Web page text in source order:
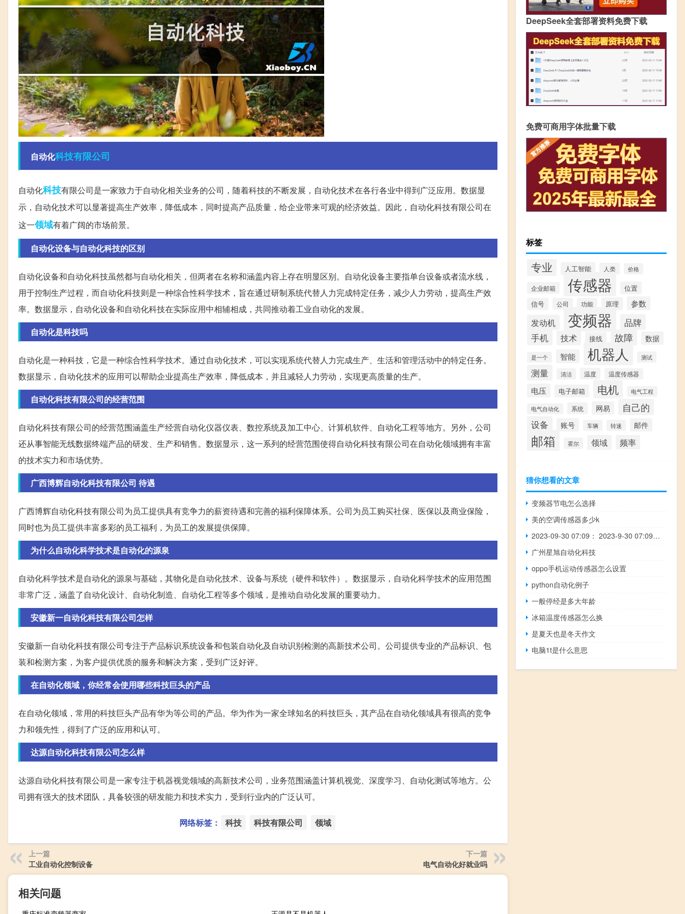
自动化科技有限公司
自动化科技有限公司是一家致力于自动化相关业务的公司，随着科技的不断发展，自动化技术在各行各业中得到广泛应用。数据显
示，自动化技术可以显著提高生产效率，降低成本，同时提高产品质量，给企业带来可观的经济效益。因此，自动化科技有限公司在
这一领域有着广阔的市场前景。
自动化设备与自动化科技的区别
自动化设备和自动化科技虽然都与自动化相关，但两者在名称和涵盖内容上存在明显区别。自动化设备主要指单台设备或者流水线，
用于控制生产过程，而自动化科技则是一种综合性科学技术，旨在通过研制系统代替人力完成特定任务，减少人力劳动，提高生产效
率。数据显示，自动化设备和自动化科技在实际应用中相辅相成，共同推动着工业自动化的发展。
自动化是科技吗
自动化是一种科技，它是一种综合性科学技术。通过自动化技术，可以实现系统代替人力完成生产、生活和管理活动中的特定任务。
数据显示，自动化技术的应用可以帮助企业提高生产效率，降低成本，并且减轻人力劳动，实现更高质量的生产。
自动化科技有限公司的经营范围
自动化科技有限公司的经营范围涵盖生产经营自动化仪器仪表、数控系统及加工中心、计算机软件、自动化工程等地方。另外，公司
还从事智能无线数据终端产品的研发、生产和销售。数据显示，这一系列的经营范围使得自动化科技有限公司在自动化领域拥有丰富
的技术实力和市场优势。
广西博辉自动化科技有限公司 待遇
广西博辉自动化科技有限公司为员工提供具有竞争力的薪资待遇和完善的福利保障体系。公司为员工购买社保、医保以及商业保险，
同时也为员工提供丰富多彩的员工福利，为员工的发展提供保障。
为什么自动化科学技术是自动化的源泉
自动化科学技术是自动化的源泉与基础，其物化是自动化技术、设备与系统（硬件和软件）。数据显示，自动化科学技术的应用范围
非常广泛，涵盖了自动化设计、自动化制造、自动化工程等多个领域，是推动自动化发展的重要动力。
安徽新一自动化科技有限公司怎样
安徽新一自动化科技有限公司专注于产品标识系统设备和包装自动化及自动识别检测的高新技术公司。公司提供专业的产品标识、包
装和检测方案，为客户提供优质的服务和解决方案，受到广泛好评。
在自动化领域，你经常会使用哪些科技巨头的产品
在自动化领域，常用的科技巨头产品有华为等公司的产品。华为作为一家全球知名的科技巨头，其产品在自动化领域具有很高的竞争
力和领先性，得到了广泛的应用和认可。
达源自动化科技有限公司怎么样
达源自动化科技有限公司是一家专注于机器视觉领域的高新技术公司，业务范围涵盖计算机视觉、深度学习、自动化测试等地方。公
司拥有强大的技术团队，具备较强的研发能力和技术实力，受到行业内的广泛认可。
网络标签： 科技 科技有限公司 领域
上一篇
工业自动化控制设备
下一篇
电气自动化好就业吗
相关问题
DeepSeek全套部署资料免费下载
免费可商用字体批量下载
标签
专业 人工智能 人类 价格
企业邮箱 传感器 位置
信号 公司 功能 原理 参数
发动机 变频器 品牌
手机 技术 接线 故障 数据
是一个 智能 机器人 测试
测量 清洁 温度 温度传感器
电压 电子邮箱 电机 电气工程
电气自动化 系统 网易 自己的
设备 账号 车辆 转速 邮件
邮箱 霍尔 领域 频率
猜你想看的文章
变频器节电怎么选择
美的空调传感器多少k
2023-09-30 07:09： 2023-9-30 07:09，因交通管制,S2津宁高速全线收费站入口限行所有货车。S2津宁高速北辰东收费站入口限开车道。 ​​​
广州星旭自动化科技
oppo手机运动传感器怎么设置
python自动化例子
一般停经是多大年龄
冰箱温度传感器怎么换
是夏天也是冬天作文
电脑1t是什么意思